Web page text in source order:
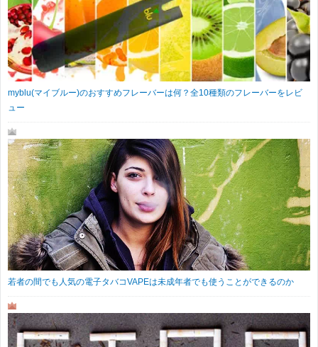
myblu(マイブルー)のおすすめフレーバーは何？全10種類のフレーバーをレビ
ュー
若者の間でも人気の電子タバコVAPEは未成年者でも使うことができるのか